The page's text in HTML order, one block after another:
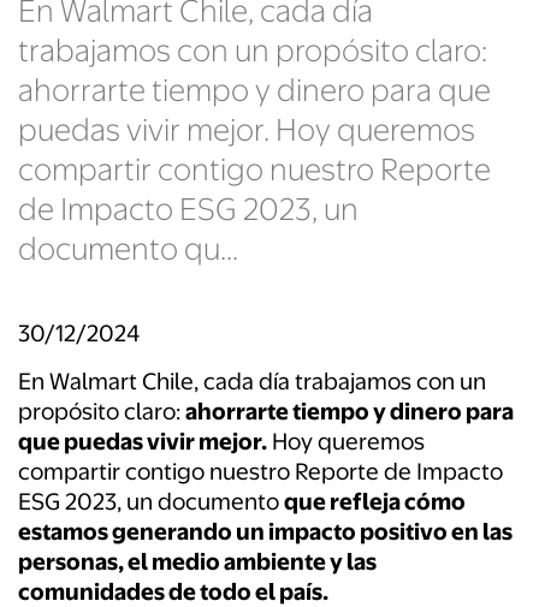
En Walmart Chile, cada día
trabajamos con un propósito claro:
ahorrarte tiempo y dinero para que
puedas vivir mejor. Hoy queremos
compartir contigo nuestro Reporte
de Impacto ESG 2023, un
documento qu...
30/12/2024
En Walmart Chile, cada día trabajamos con un
propósito claro:ahorrarte tiempo y dinero para
que puedas vivir mejor. Hoy queremos
compartir contigo nuestro Reporte de Impacto
ESG 2023, un documentoque refleja cómo
estamos generando un impacto positivo en las
personas, el medio ambiente y las
comunidades de todo el país.